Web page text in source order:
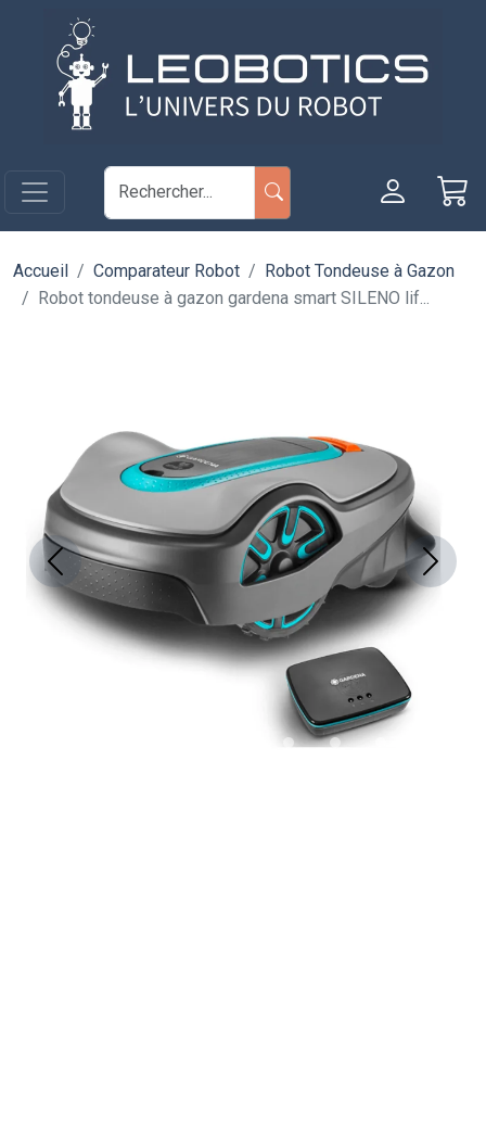
Aller au contenu principal
Accueil Comparateur Robot
Robot Tondeuse à Gazon
Robot tondeuse à gazon gardena smart SILENO lif...
Previous Next
Panneau de gestion des cookies